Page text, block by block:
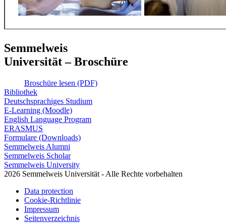
Semmelweis
Universität – Broschüre
Broschüre lesen (PDF)
Bibliothek
Deutschsprachiges Studium
E-Learning (Moodle)
English Language Program
ERASMUS
Formulare (Downloads)
Semmelweis Alumni
Semmelweis Scholar
Semmelweis University
2026 Semmelweis Universität - Alle Rechte vorbehalten
Data protection
Cookie-Richtlinie
Impressum
Seitenverzeichnis